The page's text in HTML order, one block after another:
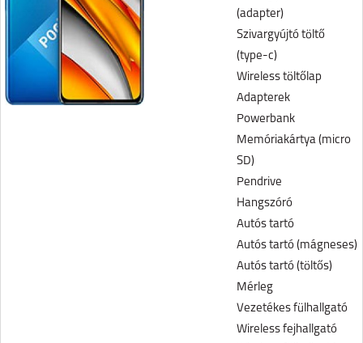
(adapter)
Szivargyújtó töltő
(type-c)
Wireless töltőlap
Adapterek
Powerbank
Memóriakártya (micro
SD)
Pendrive
Hangszóró
Autós tartó
Autós tartó (mágneses)
Autós tartó (töltős)
Mérleg
Vezetékes fülhallgató
Wireless fejhallgató